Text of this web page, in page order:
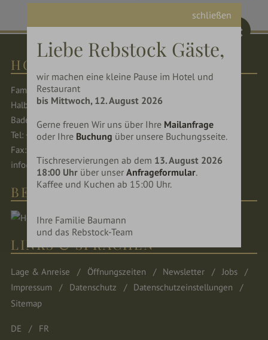
schließen
Liebe Rebstock Gäste,
wir machen eine kleine Pause im Hotel und
Restaurant
bis Mittwoch, 12. August 2026
Gerne freuen Wir uns über Ihre Mailanfrage
oder Ihre Buchung über unsere Buchungsseite.
Tischreservierungen ab dem 13. August 2026
18:00 Uhrüber unser Anfrageformular.
Kaffee und Kuchen ab 15:00 Uhr.
Ihre Familie Baumann
und das Rebstock-Team
HOTEL REBSTOCK
Familie Baumann
Halbgütle 30 77770 Durbach
Baden-Württemberg - Deutschland
Tel: +49 (0) 781 482-0
Fax: +49 (0) 781 482-160
info@rebstock-durbach.de
BEWERTUNGEN
LINKS & SPRACHEN
Lage & Anreise Öffnungszeiten Newsletter
Jobs
Impressum
Datenschutz
Datenschutzeinstellungen
Sitemap
DE FR